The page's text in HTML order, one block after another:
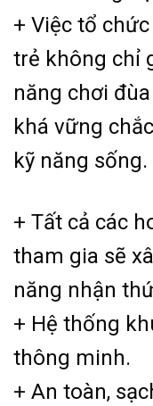
+ Việc tổ
trẻ không chỉ
năng chơi
khá vững
kỹ năng sống.
+ Tất cả các
tham gia sẽ
năng nhận
+ Hệ thống
thông minh.
+ An toàn,